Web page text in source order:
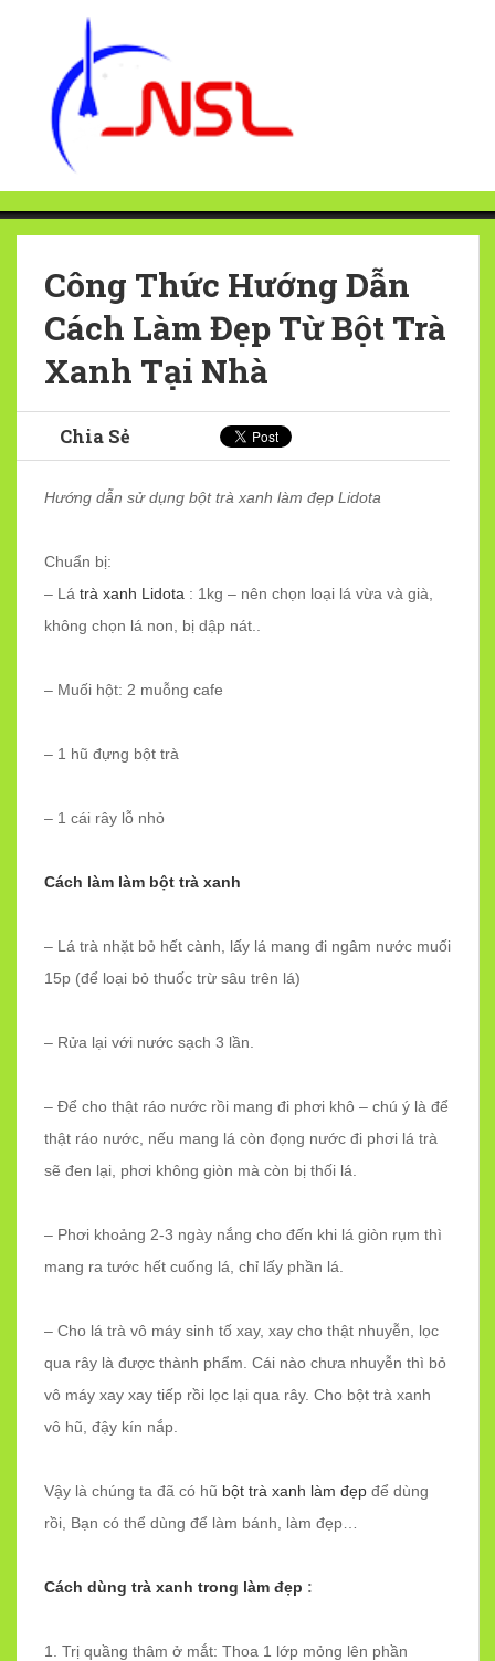
Công Thức Hướng Dẫn
Cách Làm Đẹp Từ Bột Trà
Xanh Tại Nhà
Chia Sẻ
Hướng dẫn sử dụng bột trà xanh làm đẹp Lidota
Chuẩn bị:
– Lá trà xanh Lidota : 1kg – nên chọn loại lá vừa và già,
không chọn lá non, bị dập nát..
– Muối hột: 2 muỗng cafe
– 1 hũ đựng bột trà
– 1 cái rây lỗ nhỏ
Cách làm làm bột trà xanh
– Lá trà nhặt bỏ hết cành, lấy lá mang đi ngâm nước muối
15p (để loại bỏ thuốc trừ sâu trên lá)
– Rửa lại với nước sạch 3 lần.
– Để cho thật ráo nước rồi mang đi phơi khô – chú ý là để
thật ráo nước, nếu mang lá còn đọng nước đi phơi lá trà
sẽ đen lại, phơi không giòn mà còn bị thối lá.
– Phơi khoảng 2-3 ngày nắng cho đến khi lá giòn rụm thì
mang ra tước hết cuống lá, chỉ lấy phần lá.
– Cho lá trà vô máy sinh tố xay, xay cho thật nhuyễn, lọc
qua rây là được thành phẩm. Cái nào chưa nhuyễn thì bỏ
vô máy xay xay tiếp rồi lọc lại qua rây. Cho bột trà xanh
vô hũ, đậy kín nắp.
Vậy là chúng ta đã có hũ bột trà xanh làm đẹp để dùng
rồi, Bạn có thể dùng để làm bánh, làm đẹp…
Cách dùng trà xanh trong làm đẹp :
1. Trị quầng thâm ở mắt: Thoa 1 lớp mỏng lên phần